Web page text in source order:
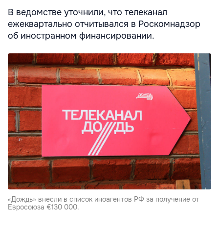
В ведомстве уточнили, что телеканал
ежеквартально отчитывался в Роскомнадзор
об иностранном финансировании.
«Дождь» внесли в список иноагентов РФ за получение от
Евросоюза €130 000.